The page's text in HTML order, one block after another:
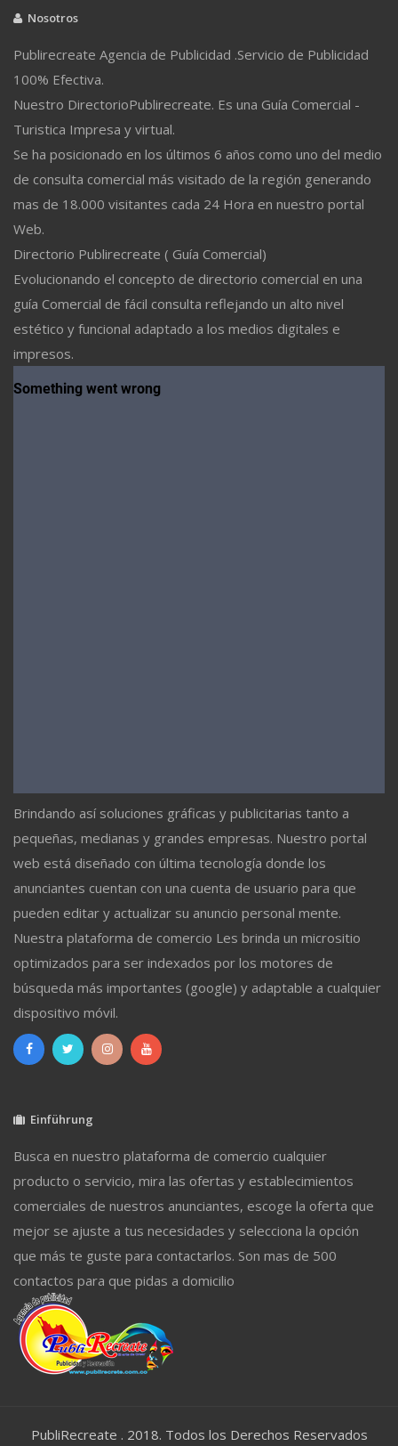
Nosotros
Publirecreate Agencia de Publicidad .Servicio de Publicidad
100% Efectiva.
Nuestro DirectorioPublirecreate. Es una Guía Comercial -
Turistica Impresa y virtual.
Se ha posicionado en los últimos 6 años como uno del medio
de consulta comercial más visitado de la región generando
mas de 18.000 visitantes cada 24 Hora en nuestro portal
Web.
Directorio Publirecreate ( Guía Comercial)
Evolucionando el concepto de directorio comercial en una
guía Comercial de fácil consulta reflejando un alto nivel
estético y funcional adaptado a los medios digitales e
impresos.
Brindando así soluciones gráficas y publicitarias tanto a
pequeñas, medianas y grandes empresas. Nuestro portal
web está diseñado con última tecnología donde los
anunciantes cuentan con una cuenta de usuario para que
pueden editar y actualizar su anuncio personal mente.
Nuestra plataforma de comercio Les brinda un micrositio
optimizados para ser indexados por los motores de
búsqueda más importantes (google) y adaptable a cualquier
dispositivo móvil.
Einführung
Busca en nuestro plataforma de comercio cualquier
producto o servicio, mira las ofertas y establecimientos
comerciales de nuestros anunciantes, escoge la oferta que
mejor se ajuste a tus necesidades y selecciona la opción
que más te guste para contactarlos. Son mas de 500
contactos para que pidas a domicilio
PubliRecreate . 2018. Todos los Derechos Reservados